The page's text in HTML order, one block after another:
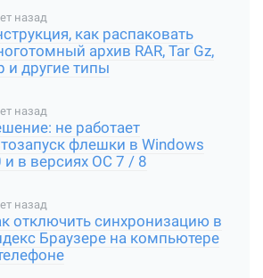
назад
как распаковать
архив RAR, Tar Gz,
и другие типы
назад
не работает
флешки в Windows
и в версиях ОС 7 / 8
назад
отключить синхронизацию в
Браузере на компьютере